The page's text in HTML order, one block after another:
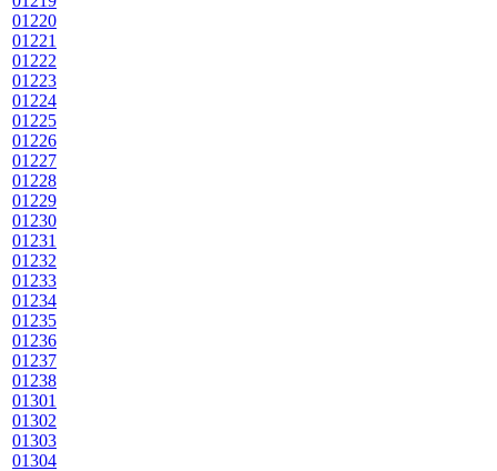
01220
01221
01222
01223
01224
01225
01226
01227
01228
01229
01230
01231
01232
01233
01234
01235
01236
01237
01238
01301
01302
01303
01304